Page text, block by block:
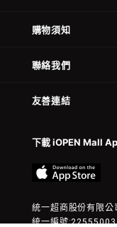
購物須知
聯絡我們
友善連結
下載 iOPEN Mall
統一超商股份有限公
統一編號:22555003